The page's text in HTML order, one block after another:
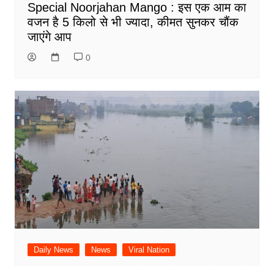
Special Noorjahan Mango : इस एक आम का
वजन है 5 किलो से भी ज्यादा, कीमत सुनकर चौंक
जाएंगे आप
0
Daily News News Viral Nation